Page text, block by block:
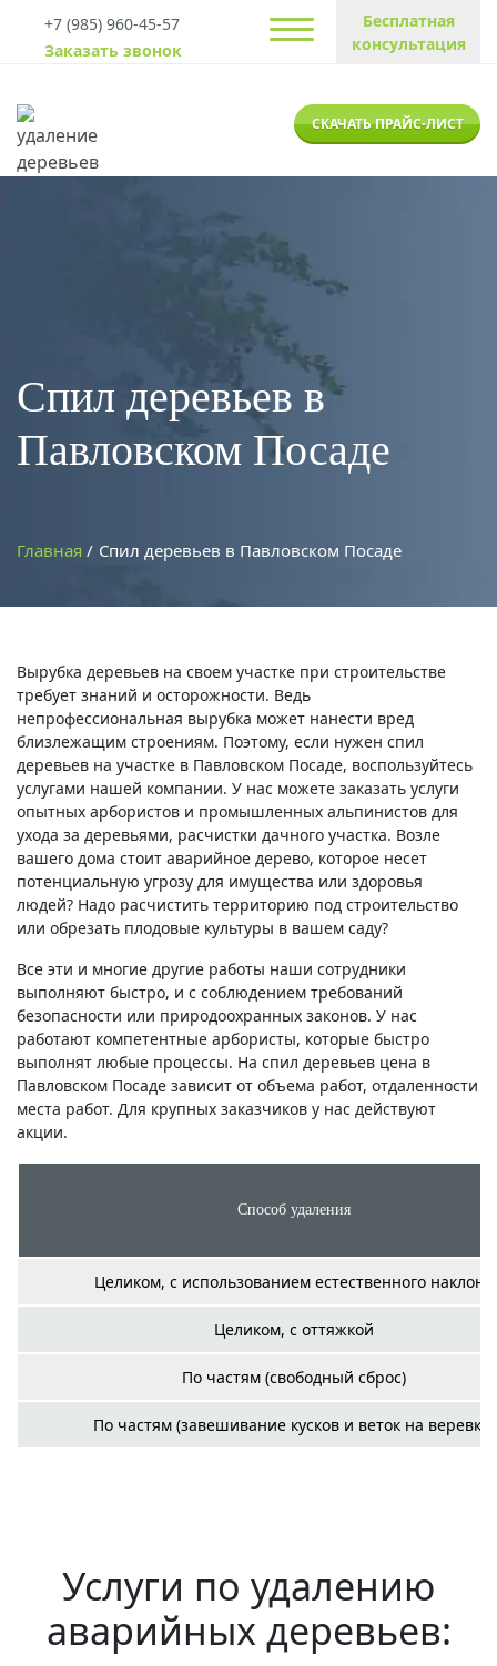
+7 (985) 960-45-57
Заказать звонок
Бесплатная
консультация
СКАЧАТЬ ПРАЙС-ЛИСТ
Спил деревьев в
Павловском Посаде
Главная Спил деревьев в Павловском Посаде
Вырубка деревьев на своем участке при строительстве
требует знаний и осторожности. Ведь
непрофессиональная вырубка может нанести вред
близлежащим строениям. Поэтому, если нужен спил
деревьев на участке в Павловском Посаде, воспользуйтесь
услугами нашей компании. У нас можете заказать услуги
опытных арбористов и промышленных альпинистов для
ухода за деревьями, расчистки дачного участка. Возле
вашего дома стоит аварийное дерево, которое несет
потенциальную угрозу для имущества или здоровья
людей? Надо расчистить территорию под строительство
или обрезать плодовые культуры в вашем саду?
Все эти и многие другие работы наши сотрудники
выполняют быстро, и с соблюдением требований
безопасности или природоохранных законов. У нас
работают компетентные арбористы, которые быстро
выполнят любые процессы. На спил деревьев цена в
Павловском Посаде зависит от объема работ, отдаленности
места работ. Для крупных заказчиков у нас действуют
акции.
Способ удаления
Целиком, с использованием естественного наклона
Целиком, с оттяжкой
По частям (свободный сброс)
По частям (завешивание кусков и веток на веревку)
Услуги по удалению
аварийных деревьев: